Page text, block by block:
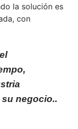
la solución es
con
negocio..